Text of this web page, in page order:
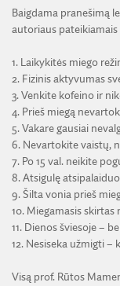
Baigdama pranešimą
autoriaus
1. Laikykitės miego
2. Fizinis aktyvumas
3. Venkite kofeino ir
4. Prieš miegą
5. Vakare gausiai
6. Nevartokite vaistų,
7. Po 15 val. neikite
8. Atsigulę
9. Šilta vonia prieš
10. Miegamasis skirtas
11. Dienos šviesoje –
12. Nesiseka užmigti –
Visą prof. Rūtos